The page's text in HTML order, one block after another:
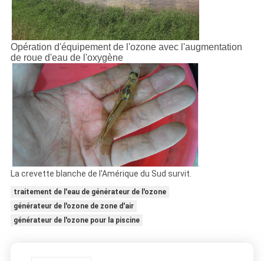
Opération d'équipement de l'ozone avec l'augmentation
de roue d'eau de l'oxygène
La crevette blanche de l'Amérique du Sud survit.
traitement de l'eau de générateur de l'ozone
générateur de l'ozone de zone d'air
générateur de l'ozone pour la piscine